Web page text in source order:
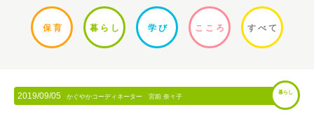
保 育 暮ら し 学 び ここ ろ すべて
2019/09/05 かぐやかコーディネーター 宮前 奈々子
暮らし